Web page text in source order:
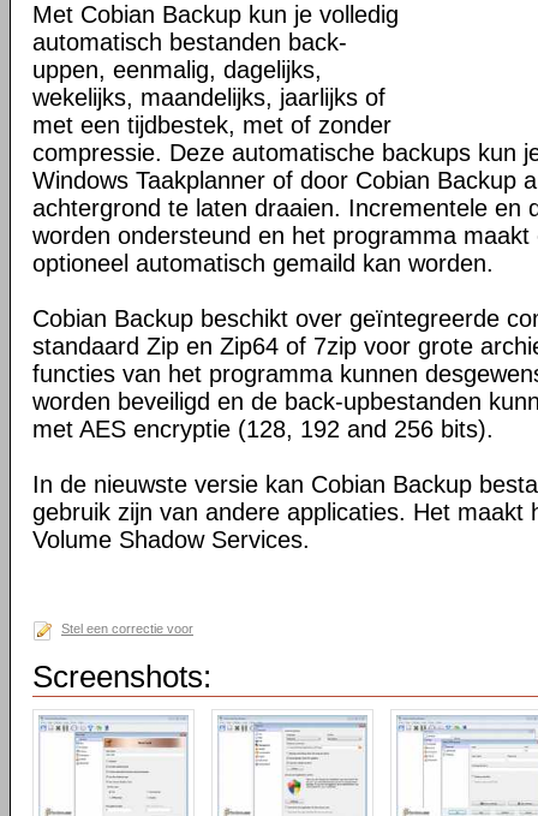
Met Cobian Backup kun je volledig
automatisch bestanden back-
uppen, eenmalig, dagelijks,
wekelijks, maandelijks, jaarlijks of
met een tijdbestek, met of zonder
compressie. Deze automatische backups kun
Windows Taakplanner of door Cobian Backup
achtergrond te laten draaien. Incrementele en
worden ondersteund en het programma
optioneel automatisch gemaild kan worden.
Cobian Backup beschikt over geïntegreerde
standaard Zip en Zip64 of 7zip voor grote
functies van het programma kunnen
worden beveiligd en de back-upbestanden
met AES encryptie (128, 192 and 256 bits).
In de nieuwste versie kan Cobian Backup
gebruik zijn van andere applicaties. Het maakt
Volume Shadow Services.
Stel een correctie voor
Screenshots: